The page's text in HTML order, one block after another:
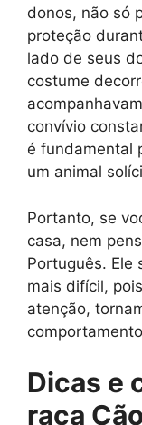
donos, não só
proteção
lado de seus
costume
convívio
é fundamental
um animal
Portanto, se
casa, nem
Português. Ele
mais difícil,
atenção,
Dicas e
raça